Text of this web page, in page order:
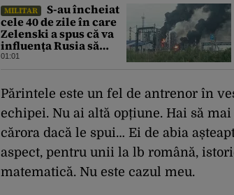
MILITAR
S-au încheiat
cele 40 de zile în care
Zelenski a spus că va
influența Rusia să
ceară pace. Ce
01:01
Părintele este un fel de antrenor în
echipei. Nu ai altă opțiune. Hai să
cărora dacă le spui… Ei de abia
aspect, pentru unii la lb română,
matematică. Nu este cazul meu.